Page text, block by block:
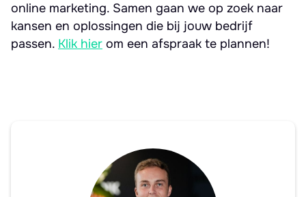
online marketing. Samen gaan we op zoek naar
kansen en oplossingen die bij jouw bedrijf
passen. Klik hier om een afspraak te plannen!